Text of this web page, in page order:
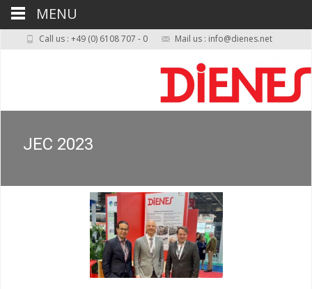
Call us : +49 (0) 6108 707 - 0 Mail us : info@dienes.net
JEC 2023
MENU